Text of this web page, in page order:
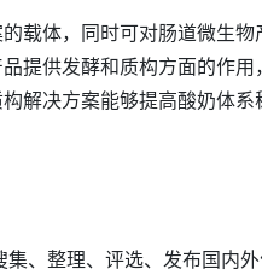
载体，同时可对肠道微生物
提供发酵和质构方面的作用
解决方案能够提高酸奶体系
、整理、评选、发布国内